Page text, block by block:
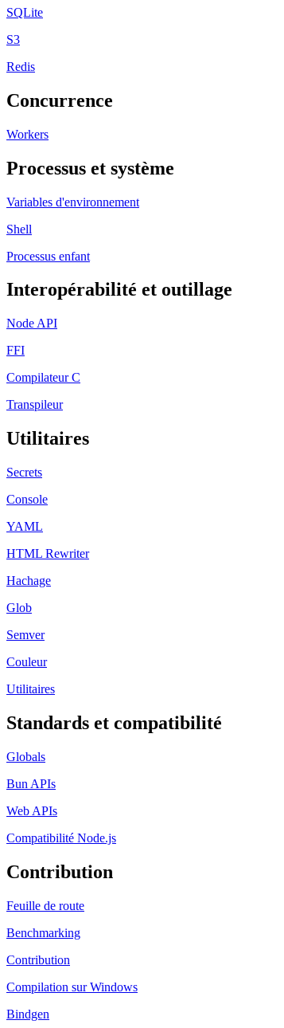
SQLite
S3
Redis
Concurrence
Workers
Processus et système
Variables d'environnement
Shell
Processus enfant
Interopérabilité et outillage
Node API
FFI
Compilateur C
Transpileur
Utilitaires
Secrets
Console
YAML
HTML Rewriter
Hachage
Glob
Semver
Couleur
Utilitaires
Standards et compatibilité
Globals
Bun APIs
Web APIs
Compatibilité Node.js
Contribution
Feuille de route
Benchmarking
Contribution
Compilation sur Windows
Bindgen